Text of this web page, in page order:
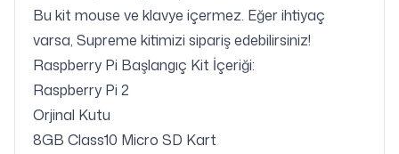
Bu kit mouse ve klavye içermez. Eğer ihtiyaç
varsa, Supreme kitimizi sipariş edebilirsiniz!
Raspberry Pi Başlangıç Kit İçeriği:
Raspberry Pi 2
Orjinal Kutu
8GB Class10 Micro SD Kart